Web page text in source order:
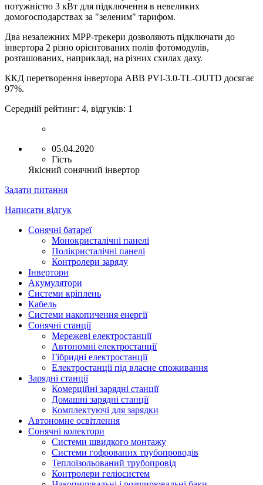
потужністю 3 кВт для підключення в невеликих
домогосподарствах за "зеленим" тарифом.
Два незалежних MPP-трекери дозволяють підключати до
інвертора 2 різно орієнтованих полів фотомодулів,
розташованих, наприклад, на різних схилах даху.
ККД перетворення інвертора ABB PVI-3.0-TL-OUTD досягає
97%.
Середній рейтинг: 4, відгуків: 1
05.04.2020
Гість
Якісний сонячний інвертор
Задати питання
Написати відгук
Сонячні батареї
Монокристалічні панелі
Полікристалічні панелі
Контролери заряду
Інвертори
Акумулятори
Системи кріплень
Кабель
Системи накопичення енергії
Сонячні станції
Мережеві електростанції
Автономні електростанції
Гібридні електростанції
Електростанції під власне споживання
Зарядні станції
Комерційні зарядні станції
Домашні зарядні станції
Комплектуючі для зарядки
Автономне освітлення
Сонячні колектори
Системи швидкого монтажу
Системи гофрованих трубопроводів
Теплоізольований трубопровід
Контролери геліосистем